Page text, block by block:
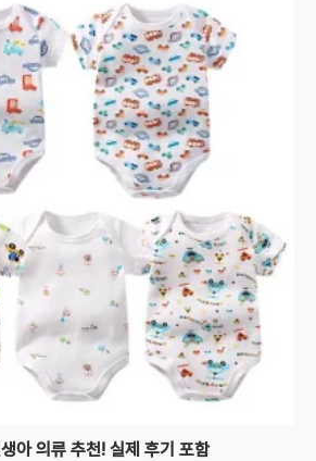
아 의류 추천! 실제 후기 포함